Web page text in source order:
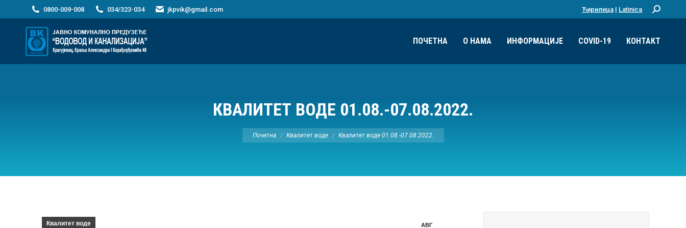
0800-009-008 034/323-034 jkpvik@gmail.com Ћирилица | Latinica Претрага:
ПОЧЕТНА О НАМА ИНФОРМАЦИЈЕ COVID-19 КОНТАКТ
КВАЛИТЕТ ВОДЕ 01.08.-07.08.2022.
Ви сте овде:
Почетна Квалитет воде Квалитет воде 01.08.-07.08.2022.
АВГ
Квалитет воде